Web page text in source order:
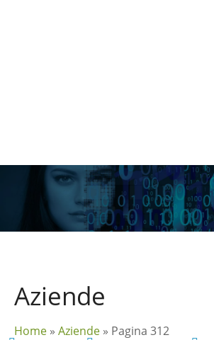
Aziende
Home » Aziende » Pagina 312